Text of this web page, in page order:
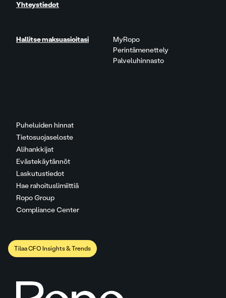
Puheluiden hinnat
Tietosuojaseloste
Alihankkijat
Evästekäytännöt
Laskutustiedot
Hae rahoituslimiittiä
Ropo Group
Compliance Center
Yhteystiedot
Hallitse maksuasioitasi
MyRopo
Perintämenettely
Palveluhinnasto
Tilaa CFO Insights & Trends